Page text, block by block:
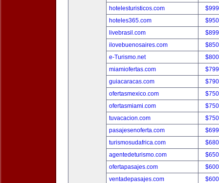
hotelesturisticos.com
hoteles365.com
livebrasil.com
ilovebuenosaires.com
e-Turismo.net
miamiofertas.com
guiacaracas.com
ofertasmexico.com
ofertasmiami.com
tuvacacion.com
pasajesenoferta.com
turismosudafrica.com
agentedeturismo.com
ofertapasajes.com
ventadepasajes.com